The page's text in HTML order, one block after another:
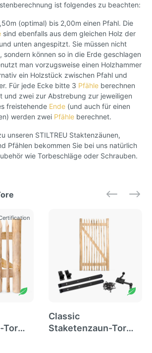
ist folgendes zu beachten:
(optimal) bis 2,00m einen Pfahl. Die
sind ebenfalls aus dem gleichen Holz der
unten angespitzt. Sie müssen nicht
sondern können so in die Erde geschlagen
man vorzugsweise einen Holzhammer
ein Holzstück zwischen Pfahl und
Für jede Ecke bitte 3 Pfähleberechnen
und zwei zur Abstrebung zur jeweiligen
freistehende Ende (und auch für einen
werden zwei Pfähleberechnet.
unseren STILTREU Staktenzäunen,
Pfählen bekommen Sie bei uns natürlich
wie Torbeschläge oder Schrauben.
Tor
Classic
Staketenzaun-Tor